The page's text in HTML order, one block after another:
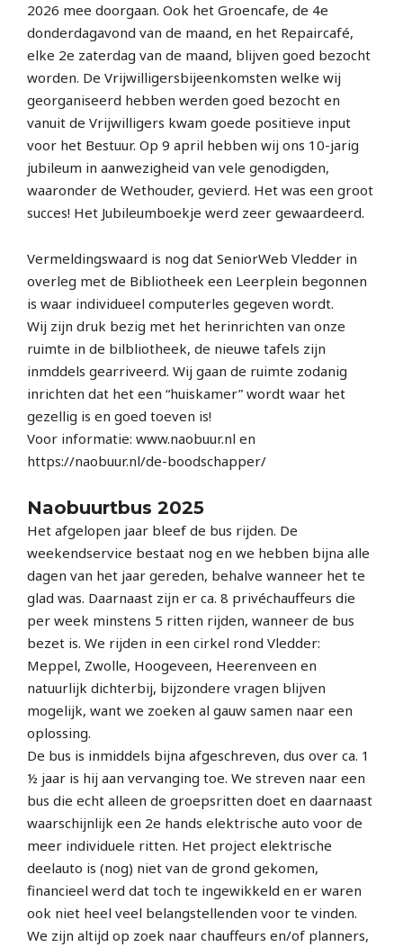
2026 mee doorgaan. Ook het Groencafe, de 4e
donderdagavond van de maand, en het Repaircafé,
elke 2e zaterdag van de maand, blijven goed bezocht
worden. De Vrijwilligersbijeenkomsten welke wij
georganiseerd hebben werden goed bezocht en
vanuit de Vrijwilligers kwam goede positieve input
voor het Bestuur. Op 9 april hebben wij ons 10-jarig
jubileum in aanwezigheid van vele genodigden,
waaronder de Wethouder, gevierd. Het was een groot
succes! Het Jubileumboekje werd zeer gewaardeerd.
Vermeldingswaard is nog dat SeniorWeb Vledder in
overleg met de Bibliotheek een Leerplein begonnen
is waar individueel computerles gegeven wordt.
Wij zijn druk bezig met het herinrichten van onze
ruimte in de bilbliotheek, de nieuwe tafels zijn
inmddels gearriveerd. Wij gaan de ruimte zodanig
inrichten dat het een “huiskamer” wordt waar het
gezellig is en goed toeven is!
Voor informatie: www.naobuur.nl en
https://naobuur.nl/de-boodschapper/
Naobuurtbus 2025
Het afgelopen jaar bleef de bus rijden. De
weekendservice bestaat nog en we hebben bijna alle
dagen van het jaar gereden, behalve wanneer het te
glad was. Daarnaast zijn er ca. 8 privéchauffeurs die
per week minstens 5 ritten rijden, wanneer de bus
bezet is. We rijden in een cirkel rond Vledder:
Meppel, Zwolle, Hoogeveen, Heerenveen en
natuurlijk dichterbij, bijzondere vragen blijven
mogelijk, want we zoeken al gauw samen naar een
oplossing.
De bus is inmiddels bijna afgeschreven, dus over ca. 1
½ jaar is hij aan vervanging toe. We streven naar een
bus die echt alleen de groepsritten doet en daarnaast
waarschijnlijk een 2e hands elektrische auto voor de
meer individuele ritten. Het project elektrische
deelauto is (nog) niet van de grond gekomen,
financieel werd dat toch te ingewikkeld en er waren
ook niet heel veel belangstellenden voor te vinden.
We zijn altijd op zoek naar chauffeurs en/of planners,